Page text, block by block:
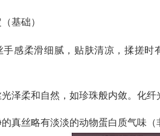
基础）
手感柔滑细腻，贴肤清凉，揉搓时
泽柔和自然，如珍珠般内敛。化纤
真丝略有淡淡的动物蛋白质气味（